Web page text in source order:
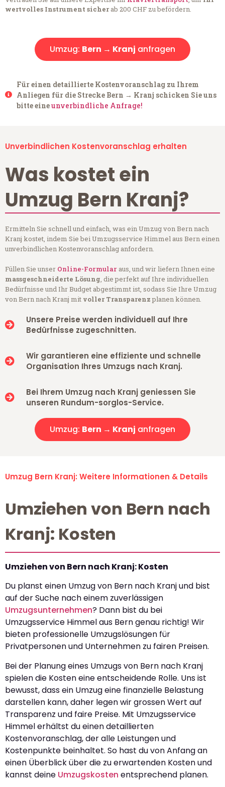
wertvolles Instrument sicherab 200 CHF zu befördern.
Umzug: Bern → Kranj anfragen
Für einen detaillierte Kostenvoranschlag zu Ihrem
Anliegen für die Strecke Bern → Kranj schicken Sie uns
bitte eineunverbindliche Anfrage!
Unverbindlichen Kostenvoranschlag erhalten
Was kostet ein
Umzug Bern Kranj?
Ermitteln Sie schnell und einfach, was ein Umzug von Bern nach
Kranj kostet, indem Sie bei Umzugsservice Himmel aus Bern einen
unverbindlichen Kostenvoranschlag anfordern.
Füllen Sie unser Online-Formular aus, und wir liefern Ihnen eine
massgeschneiderte Lösung, die perfekt auf Ihre individuellen
Bedürfnisse und Ihr Budget abgestimmt ist, sodass Sie Ihre Umzug
von Bern nach Kranj mit voller Transparenzplanen können.
Unsere Preise werden individuell auf Ihre
Bedürfnisse zugeschnitten.
Wir garantieren eine effiziente und schnelle
Organisation Ihres Umzugs nach Kranj.
Bei Ihrem Umzug nach Kranj geniessen Sie
unseren Rundum-sorglos-Service.
Umzug: Bern → Kranj anfragen
Umzug Bern Kranj: Weitere Informationen & Details
Umziehen von Bern nach
Kranj: Kosten
Umziehen von Bern nach Kranj: Kosten
Du planst einen Umzug von Bern nach Kranj und bist
auf der Suche nach einem zuverlässigen
Umzugsunternehmen? Dann bist du bei
Umzugsservice Himmel aus Bern genau richtig! Wir
bieten professionelle Umzugslösungen für
Privatpersonen und Unternehmen zu fairen Preisen.
Bei der Planung eines Umzugs von Bern nach Kranj
spielen die Kosten eine entscheidende Rolle. Uns ist
bewusst, dass ein Umzug eine finanzielle Belastung
darstellen kann, daher legen wir grossen Wert auf
Transparenz und faire Preise. Mit Umzugsservice
Himmel erhältst du einen detaillierten
Kostenvoranschlag, der alle Leistungen und
Kostenpunkte beinhaltet. So hast du von Anfang an
einen Überblick über die zu erwartenden Kosten und
kannst deine Umzugskosten entsprechend planen.